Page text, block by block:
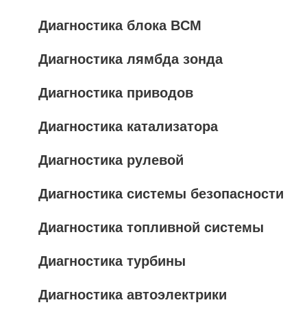
Диагностика блока BCM
Диагностика лямбда зонда
Диагностика приводов
Диагностика катализатора
Диагностика рулевой
Диагностика системы безопасности
Диагностика топливной системы
Диагностика турбины
Диагностика автоэлектрики